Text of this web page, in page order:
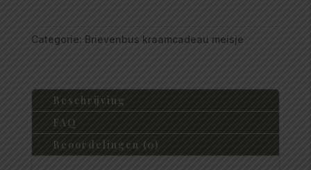
Categorie: Brievenbus kraamcadeau meisje
Beschrijving
FAQ
Beoordelingen (0)